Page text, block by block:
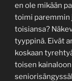
en ole mikään
toimi
toisiansa?
tyyppinä. Eivät
koskaan
toisen